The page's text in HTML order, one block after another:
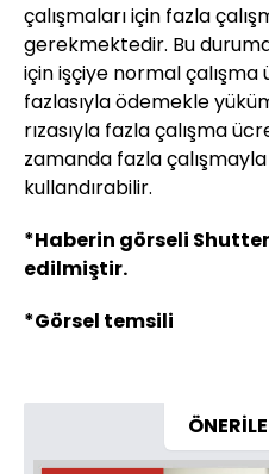
çalışmaları için fazla
gerekmektedir. Bu
için işçiye normal
fazlasıyla ödemekle
rızasıyla fazla çalışma
zamanda fazla
kullandırabilir.
*Haberin görseli
edilmiştir.
*Görsel temsili